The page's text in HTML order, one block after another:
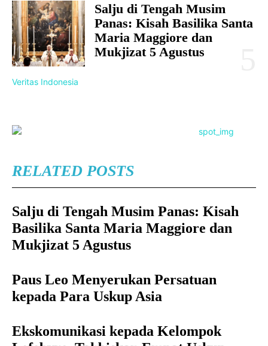
Salju di Tengah Musim
Panas: Kisah Basilika Santa
Maria Maggiore dan
Mukjizat 5 Agustus
Veritas Indonesia
RELATED POSTS
Salju di Tengah Musim Panas: Kisah
Basilika Santa Maria Maggiore dan
Mukjizat 5 Agustus
Paus Leo Menyerukan Persatuan
kepada Para Uskup Asia
Ekskomunikasi kepada Kelompok